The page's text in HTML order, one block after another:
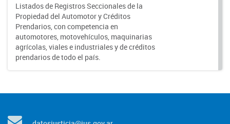
Listados de Registros Seccionales de la
Propiedad del Automotor y Créditos
Prendarios, con competencia en
automotores, motovehículos, maquinarias
agrícolas, viales e industriales y de créditos
prendarios de todo el país.